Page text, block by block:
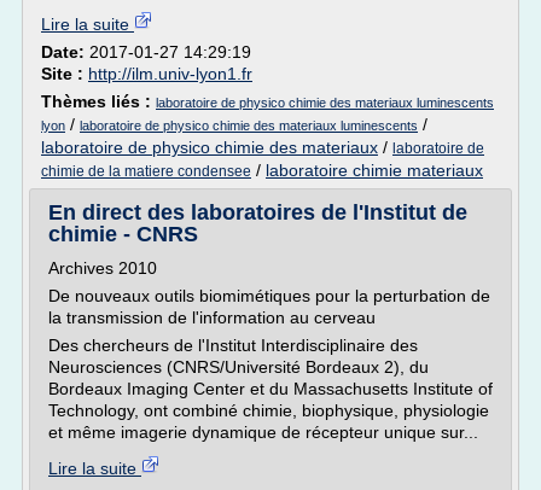
Lire la suite
Date: 2017-01-27 14:29:19
Site : http://ilm.univ-lyon1.fr
Thèmes liés : laboratoire de physico chimie des materiaux luminescents
lyon / laboratoire de physico chimie des materiaux luminescents /
laboratoire de physico chimie des materiaux / laboratoire de
chimie de la matiere condensee / laboratoire chimie materiaux
En direct des laboratoires de l'Institut de
chimie - CNRS
Archives 2010
De nouveaux outils biomimétiques pour la perturbation de
la transmission de l'information au cerveau
Des chercheurs de l'Institut Interdisciplinaire des
Neurosciences (CNRS/Université Bordeaux 2), du
Bordeaux Imaging Center et du Massachusetts Institute of
Technology, ont combiné chimie, biophysique, physiologie
et même imagerie dynamique de récepteur unique sur...
Lire la suite